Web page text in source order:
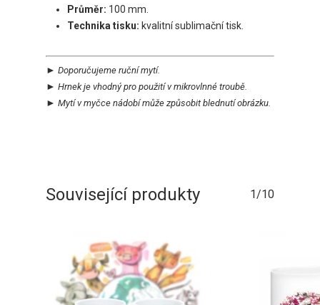
Průměr: 100 mm.
Technika tisku: kvalitní sublimační tisk.
► Doporučujeme ruční mytí.
► Hrnek je vhodný pro použití vmikrovlnné troubě.
► Mytí v myčce nádobí může způsobit blednutí obrázku.
Související produkty 1/10